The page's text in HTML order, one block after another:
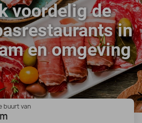
9,4
Ontdek 15.000+ deals
voordelig de
in
en omgeving
buurt van